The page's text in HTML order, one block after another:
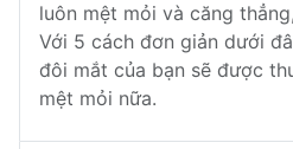
luôn mệt mỏi và căng
Với 5 cách đơn giản dưới
đôi mắt của bạn sẽ được
mệt mỏi nữa.